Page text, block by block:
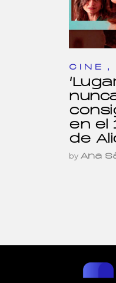
CINE ,
en el
de
by Ana